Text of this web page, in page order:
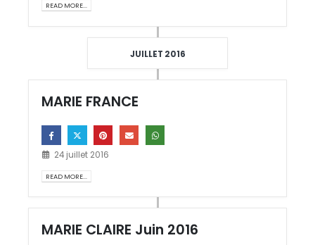
READ MORE...
JUILLET 2016
MARIE FRANCE
24 juillet 2016
READ MORE...
MARIE CLAIRE Juin 2016